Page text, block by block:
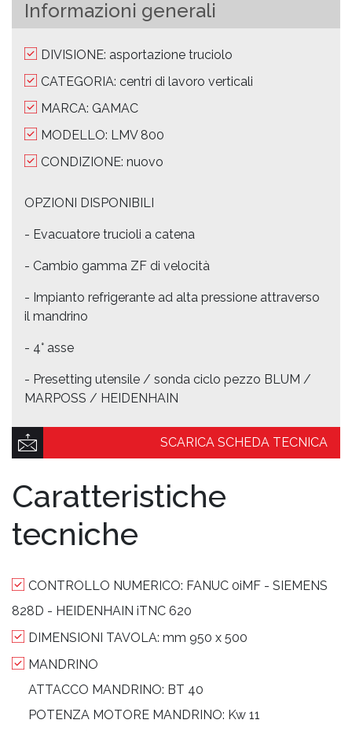
Informazioni generali
DIVISIONE: asportazione truciolo
CATEGORIA: centri di lavoro verticali
MARCA: GAMAC
MODELLO: LMV 800
CONDIZIONE: nuovo
OPZIONI DISPONIBILI
- Evacuatore trucioli a catena
- Cambio gamma ZF di velocità
- Impianto refrigerante ad alta pressione attraverso
il mandrino
- 4° asse
- Presetting utensile / sonda ciclo pezzo BLUM /
MARPOSS / HEIDENHAIN
SCARICA SCHEDA TECNICA
Caratteristiche
tecniche
CONTROLLO NUMERICO: FANUC 0iMF - SIEMENS
828D - HEIDENHAIN iTNC 620
DIMENSIONI TAVOLA: mm 950 x 500
MANDRINO
ATTACCO MANDRINO: BT 40
POTENZA MOTORE MANDRINO: Kw 11